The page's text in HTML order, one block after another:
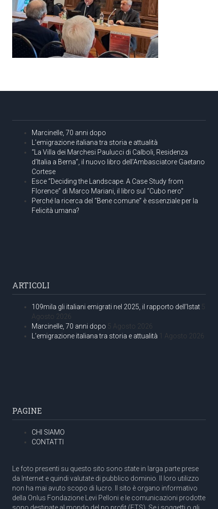
Marcinelle, 70 anni dopo
L’emigrazione italiana tra storia e attualità
“La Villa dei Marchesi Paulucci di Calboli, Residenza
d’Italia a Berna”, il nuovo libro dell’Ambasciatore Gaetano
Cortese
Esce “Deciding the Landscape. A Case Study from
Florence” di Marco Mariani, il libro sul “Cubo nero”
Perché la ricerca del “Bene comune” è essenziale per la
Felicità umana?
ARTICOLI
109mila gli italiani emigrati nel 2025, il rapporto dell’Istat 5
Agosto 2026
Marcinelle, 70 anni dopo 5 Agosto 2026
L’emigrazione italiana tra storia e attualità 1 Agosto 2026
PAGINE
CHI SIAMO
CONTATTI
Le foto presenti su questo sito sono state in larga parte prese
da Internet e quindi valutate di pubblico dominio. Il loro utilizzo
non ha mai avuto scopo di lucro. Il sito è organo informativo
della Onlus Fondazione Levi Pelloni e le comunicazioni prodotte
sono destinate al mondo del no profit (ETS). Se i soggetti o gli